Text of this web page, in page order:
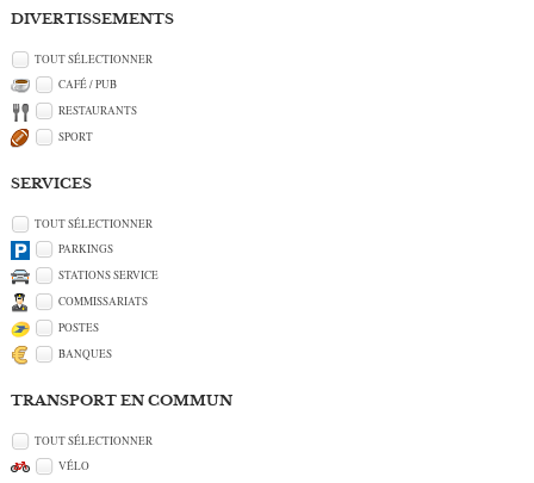
DIVERTISSEMENTS
TOUT SÉLECTIONNER
CAFÉ / PUB
RESTAURANTS
SPORT
SERVICES
TOUT SÉLECTIONNER
PARKINGS
STATIONS SERVICE
COMMISSARIATS
POSTES
BANQUES
TRANSPORT EN COMMUN
TOUT SÉLECTIONNER
VÉLO